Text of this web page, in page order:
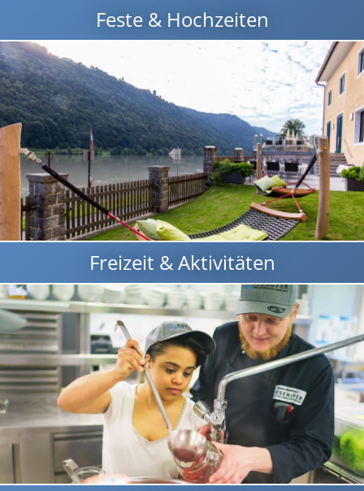
Feste & Hochzeiten
Freizeit & Aktivitäten